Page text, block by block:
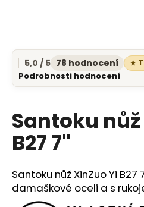
Průměrné
hodnocení
produktu
5,0
z
5
hvězdiček.
5,0 / 5 78 hodnocení ★
Podrobnosti hodnocení
Santoku
B27 7"
Santoku nůž XinZuo Yi B27
damaškové oceli a s
í
?
D